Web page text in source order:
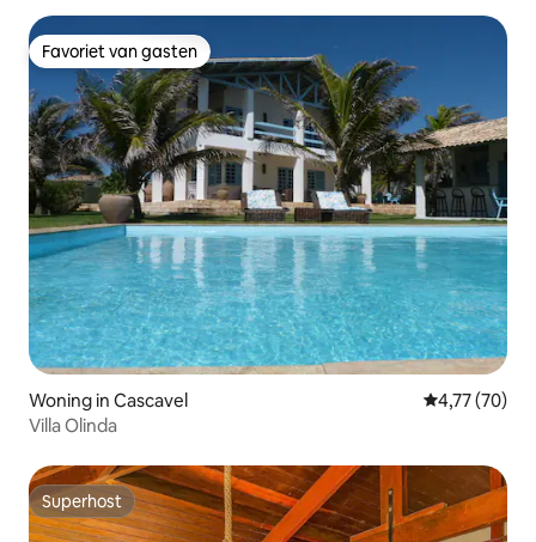
Favoriet van gasten
Favoriet van gasten
Woning in Cascavel Gemiddelde
4,77 (70)
Villa Olinda
Superhost
Superhost